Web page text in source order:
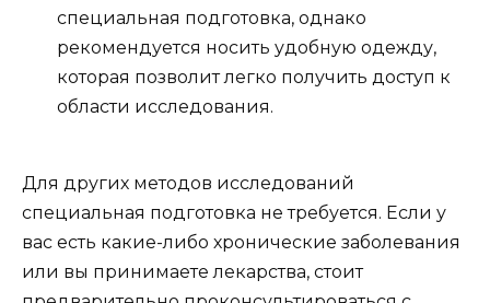
специальная подготовка, однако
рекомендуется носить удобную одежду,
которая позволит легко получить доступ к
области исследования.
Для других методов исследований
специальная подготовка не требуется. Если у
вас есть какие-либо хронические заболевания
или вы принимаете лекарства, стоит